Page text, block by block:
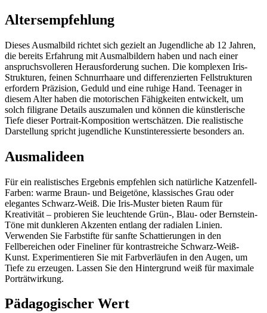
Altersempfehlung
Dieses Ausmalbild richtet sich gezielt an Jugendliche ab 12 Jahren,
die bereits Erfahrung mit Ausmalbildern haben und nach einer
anspruchsvolleren Herausforderung suchen. Die komplexen Iris-
Strukturen, feinen Schnurrhaare und differenzierten Fellstrukturen
erfordern Präzision, Geduld und eine ruhige Hand. Teenager in
diesem Alter haben die motorischen Fähigkeiten entwickelt, um
solch filigrane Details auszumalen und können die künstlerische
Tiefe dieser Portrait-Komposition wertschätzen. Die realistische
Darstellung spricht jugendliche Kunstinteressierte besonders an.
Ausmalideen
Für ein realistisches Ergebnis empfehlen sich natürliche Katzenfell-
Farben: warme Braun- und Beigetöne, klassisches Grau oder
elegantes Schwarz-Weiß. Die Iris-Muster bieten Raum für
Kreativität – probieren Sie leuchtende Grün-, Blau- oder Bernstein-
Töne mit dunkleren Akzenten entlang der radialen Linien.
Verwenden Sie Farbstifte für sanfte Schattierungen in den
Fellbereichen oder Fineliner für kontrastreiche Schwarz-Weiß-
Kunst. Experimentieren Sie mit Farbverläufen in den Augen, um
Tiefe zu erzeugen. Lassen Sie den Hintergrund weiß für maximale
Porträtwirkung.
Pädagogischer Wert